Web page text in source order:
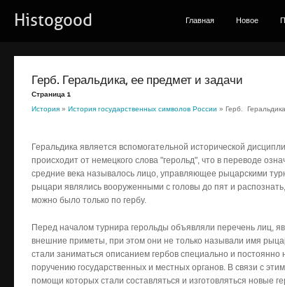
Histogood Главная Новое
Герб. Геральдика, ее предмет и задачи
Страница 1
История » История государственных символов России » Герб.
Геральдика является вспомогательной исторической
происходит от немецкого слова "ге­рольд", что в переводе
средние века называлось лицо, управляющее рыцарскими
рыцари являлись вооруженными с головы до пят и
можно было только по гербу.
Перед началом турнира герольды объявляли перечень лиц,
внешние приметы, при этом они не только называли имя
стали заниматься описанием гербов специально и
поручению государственных и местных органов. В связи с
помощи которых стали составляться и изготов­ляться новые